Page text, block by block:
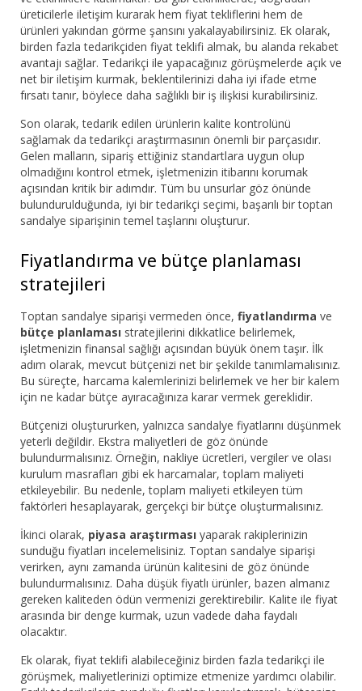
üreticilerle iletişim kurarak hem fiyat tekliflerini hem de
ürünleri yakından görme şansını yakalayabilirsiniz. Ek olarak,
birden fazla tedarikçiden fiyat teklifi almak, bu alanda rekabet
avantajı sağlar. Tedarikçi ile yapacağınız görüşmelerde açık ve
net bir iletişim kurmak, beklentilerinizi daha iyi ifade etme
fırsatı tanır, böylece daha sağlıklı bir iş ilişkisi kurabilirsiniz.
Son olarak, tedarik edilen ürünlerin kalite kontrolünü
sağlamak da tedarikçi araştırmasının önemli bir parçasıdır.
Gelen malların, sipariş ettiğiniz standartlara uygun olup
olmadığını kontrol etmek, işletmenizin itibarını korumak
açısından kritik bir adımdır. Tüm bu unsurlar göz önünde
bulundurulduğunda, iyi bir tedarikçi seçimi, başarılı bir toptan
sandalye siparişinin temel taşlarını oluşturur.
Fiyatlandırma ve bütçe planlaması
stratejileri
Toptan sandalye siparişi vermeden önce, fiyatlandırma ve
bütçe planlaması stratejilerini dikkatlice belirlemek,
işletmenizin finansal sağlığı açısından büyük önem taşır. İlk
adım olarak, mevcut bütçenizi net bir şekilde tanımlamalısınız.
Bu süreçte, harcama kalemlerinizi belirlemek ve her bir kalem
için ne kadar bütçe ayıracağınıza karar vermek gereklidir.
Bütçenizi oluştururken, yalnızca sandalye fiyatlarını düşünmek
yeterli değildir. Ekstra maliyetleri de göz önünde
bulundurmalısınız. Örneğin, nakliye ücretleri, vergiler ve olası
kurulum masrafları gibi ek harcamalar, toplam maliyeti
etkileyebilir. Bu nedenle, toplam maliyeti etkileyen tüm
faktörleri hesaplayarak, gerçekçi bir bütçe oluşturmalısınız.
İkinci olarak, piyasa araştırması yaparak rakiplerinizin
sunduğu fiyatları incelemelisiniz. Toptan sandalye siparişi
verirken, aynı zamanda ürünün kalitesini de göz önünde
bulundurmalısınız. Daha düşük fiyatlı ürünler, bazen almanız
gereken kaliteden ödün vermenizi gerektirebilir. Kalite ile fiyat
arasında bir denge kurmak, uzun vadede daha faydalı
olacaktır.
Ek olarak, fiyat teklifi alabileceğiniz birden fazla tedarikçi ile
görüşmek, maliyetlerinizi optimize etmenize yardımcı olabilir.